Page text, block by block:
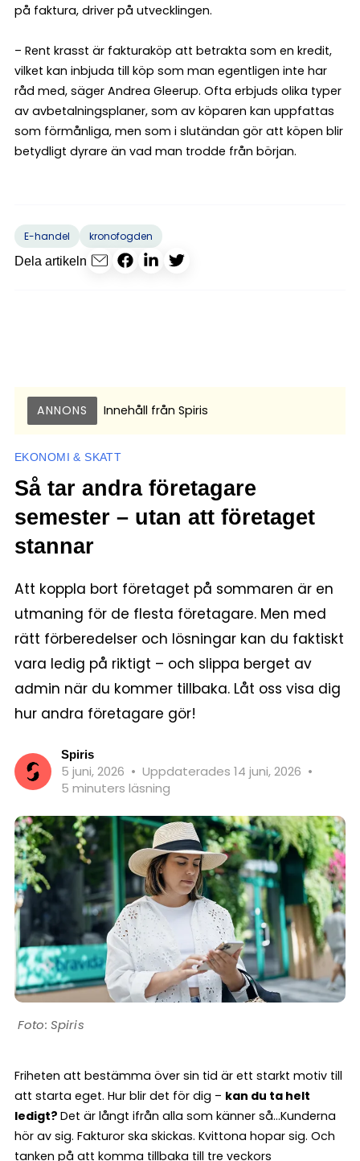
på faktura, driver på utvecklingen.
– Rent krasst är fakturaköp att betrakta som en kredit,
vilket kan inbjuda till köp som man egentligen inte har
råd med, säger Andrea Gleerup. Ofta erbjuds olika typer
av avbetalningsplaner, som av köparen kan uppfattas
som förmånliga, men som i slutändan gör att köpen blir
betydligt dyrare än vad man trodde från början.
E-handel
kronofogden
Dela artikeln
ANNONS Innehåll från Spiris
EKONOMI & SKATT
Så tar andra företagare
semester – utan att företaget
stannar
Att koppla bort företaget på sommaren är en
utmaning för de flesta företagare. Men med
rätt förberedelser och lösningar kan du faktiskt
vara ledig på riktigt – och slippa berget av
admin när du kommer tillbaka. Låt oss visa dig
hur andra företagare gör!
Spiris
5 juni, 2026 • Uppdaterades 14 juni, 2026 •
5 minuters läsning
Spiris
Friheten att bestämma över sin tid är ett starkt motiv till
att starta eget. Hur blir det för dig – kan du ta helt
ledigt? Det är långt ifrån alla som känner så…Kunderna
hör av sig. Fakturor ska skickas. Kvittona hopar sig. Och
tanken på att komma tillbaka till tre veckors